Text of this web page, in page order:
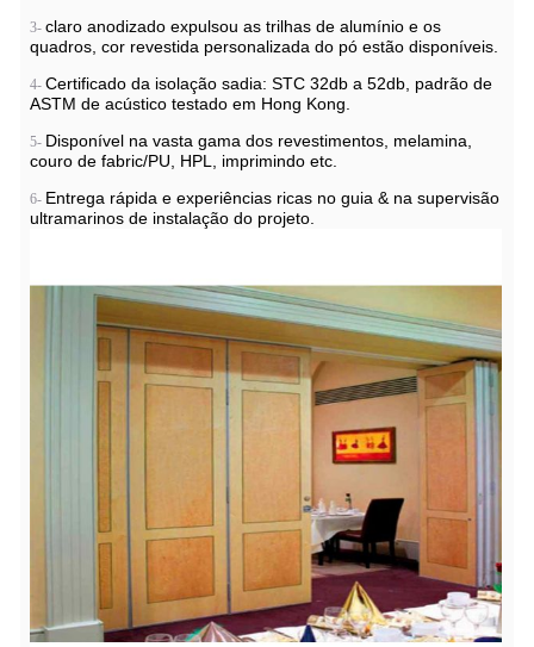
3- claro anodizado expulsou as trilhas de alumínio e os
quadros, cor revestida personalizada do pó estão disponíveis.
4- Certificado da isolação sadia: STC 32db a 52db, padrão de
ASTM de acústico testado em Hong Kong.
5- Disponível na vasta gama dos revestimentos, melamina,
couro de fabric/PU, HPL, imprimindo etc.
6- Entrega rápida e experiências ricas no guia & na supervisão
ultramarinos de instalação do projeto.